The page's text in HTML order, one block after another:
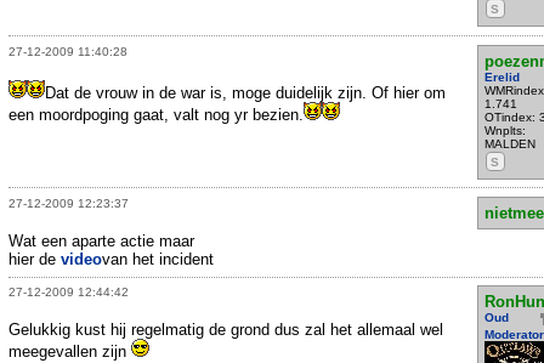
S
27-12-2009 11:40:28
Erelid
1.741
OTindex:
Wnplts:
MALDEN
S
Dat de vrouw in de war is, moge duidelijk zijn. Of hier om
een moordpoging gaat, valt nog yr bezien.
27-12-2009 12:23:37
Wat een aparte actie maar
hier de videovan het incident
27-12-2009 12:44:42
Oud
Moderator
Gelukkig kust hij regelmatig de grond dus zal het allemaal wel
meegevallen zijn